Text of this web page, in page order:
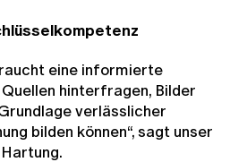
eine informierte
hinterfragen, Bilder
verlässlicher
bilden können“, sagt unser